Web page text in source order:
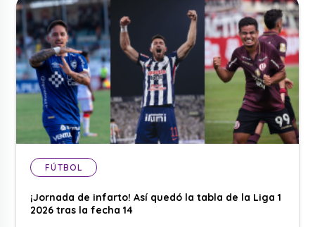
FÚTBOL
¡Jornada de infarto! Así quedó la tabla de la Liga 1
2026 tras la fecha 14